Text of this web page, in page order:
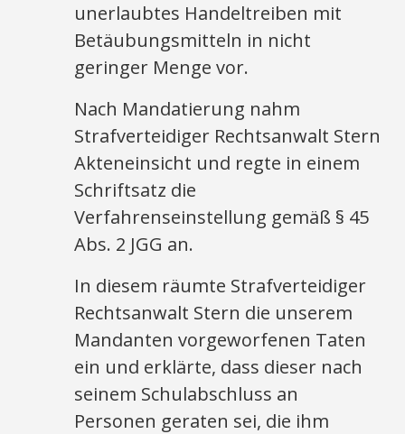
unerlaubtes Handeltreiben mit
Betäubungsmitteln in nicht
geringer Menge vor.
Nach Mandatierung nahm
Strafverteidiger Rechtsanwalt Stern
Akteneinsicht und regte in einem
Schriftsatz die
Verfahrenseinstellung gemäß § 45
Abs. 2 JGG an.
In diesem räumte Strafverteidiger
Rechtsanwalt Stern die unserem
Mandanten vorgeworfenen Taten
ein und erklärte, dass dieser nach
seinem Schulabschluss an
Personen geraten sei, die ihm